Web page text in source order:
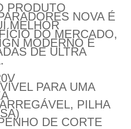
PRODUTO
NOVA É
MELHOR
DO MERCADO,
MODERNO E
DE ULTRA
PARA UMA
PILHA
DE CORTE